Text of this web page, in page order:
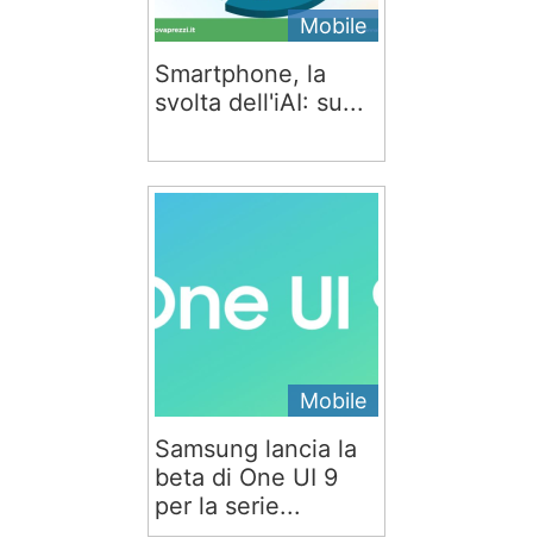
Mobile
Smartphone, la
svolta dell'iAI: su...
Mobile
Samsung lancia la
beta di One UI 9
per la serie...